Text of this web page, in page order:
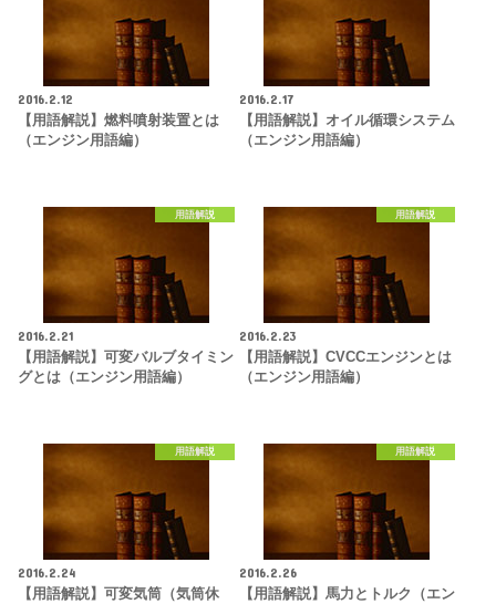
2016.2.12
【用語解説】燃料噴射装置とは
（エンジン用語編）
2016.2.17
【用語解説】オイル循環システム
（エンジン用語編）
用語解説
2016.2.21
【用語解説】可変バルブタイミン
グとは（エンジン用語編）
用語解説
2016.2.23
【用語解説】CVCCエンジンとは
（エンジン用語編）
用語解説
2016.2.24
【用語解説】可変気筒（気筒休
用語解説
2016.2.26
【用語解説】馬力とトルク（エン